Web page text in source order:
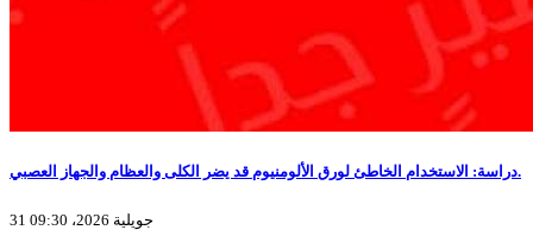
دراسة: الاستخدام الخاطئ لورق الألومنيوم قد يضر الكلى والعظام والجهاز العصبي.
31 جويلية 2026، 09:30